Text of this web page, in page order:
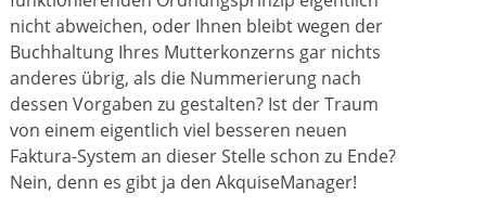
nicht abweichen, oder Ihnen bleibt wegen der
Buchhaltung Ihres Mutterkonzerns gar nichts
anderes übrig, als die Nummerierung nach
dessen Vorgaben zu gestalten? Ist der Traum
von einem eigentlich viel besseren neuen
Faktura-System an dieser Stelle schon zu Ende?
Nein, denn es gibt ja den AkquiseManager!